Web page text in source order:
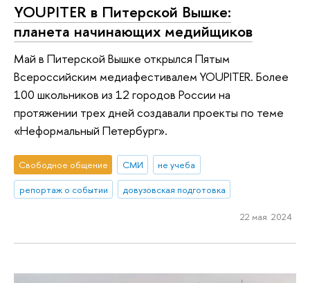
YOUPITER в Питерской Вышке:
планета начинающих медийщиков
Май в Питерской Вышке открылся Пятым
Всероссийским медиафестивалем YOUPITER. Более
100 школьников из 12 городов России на
протяжении трех дней создавали проекты по теме
«Неформальный Петербург».
Свободное общение СМИ
не учеба
репортаж о событии
довузовская подготовка
22 мая 2024